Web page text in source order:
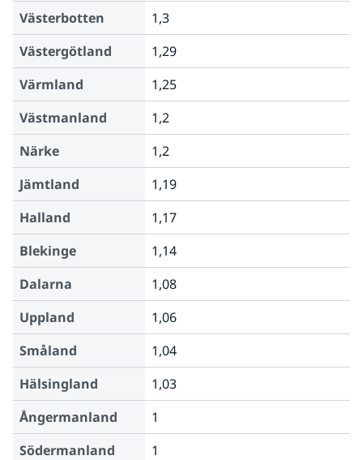
Västerbotten
1,3
Västergötland
1,29
Värmland
1,25
Västmanland
1,2
Närke
1,2
Jämtland
1,19
Halland
1,17
Blekinge
1,14
Dalarna
1,08
Uppland
1,06
Småland
1,04
Hälsingland
1,03
Ångermanland
1
Södermanland
1